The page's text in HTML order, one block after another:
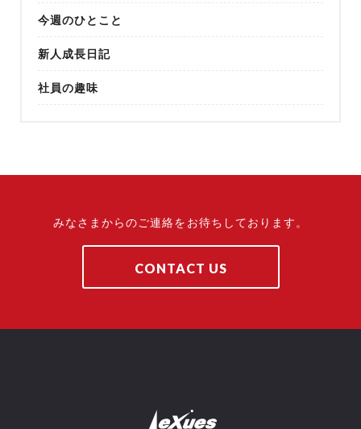
今週のひとこと
新人成長日記
社員の趣味
みなさまからのご連絡をお待ちしております。
CONTACT US